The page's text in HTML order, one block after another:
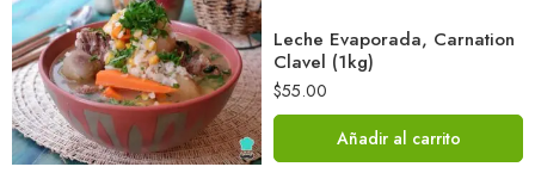
Leche Evaporada, Carnation
Clavel (1kg)
$55.00
Añadir al carrito